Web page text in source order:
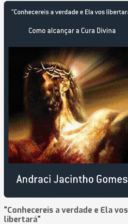
"Conhecereis a verdade e Ela vos
libertará"